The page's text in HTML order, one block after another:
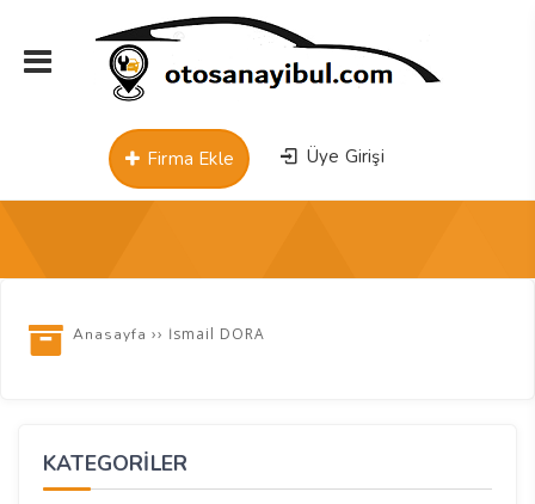
Üye Girişi
Firma Ekle
Anasayfa ›› İsmail DORA
KATEGORİLER